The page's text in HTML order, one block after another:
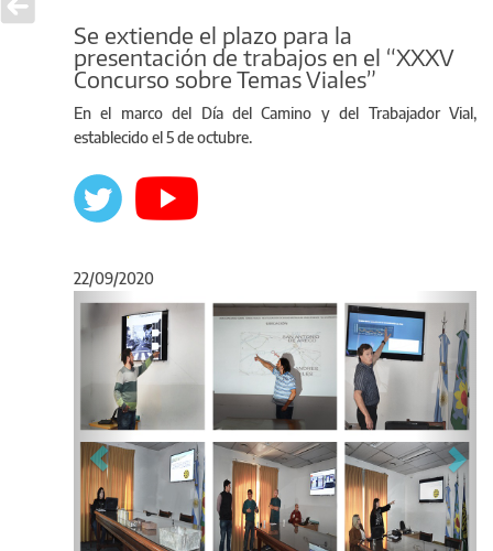
Se extiende el plazo para la
presentación de trabajos en el “XXXV
Concurso sobre Temas Viales”
En el marco del Día del Camino y del Trabajador Vial,
establecido el 5 de octubre.
22/09/2020
Anterior